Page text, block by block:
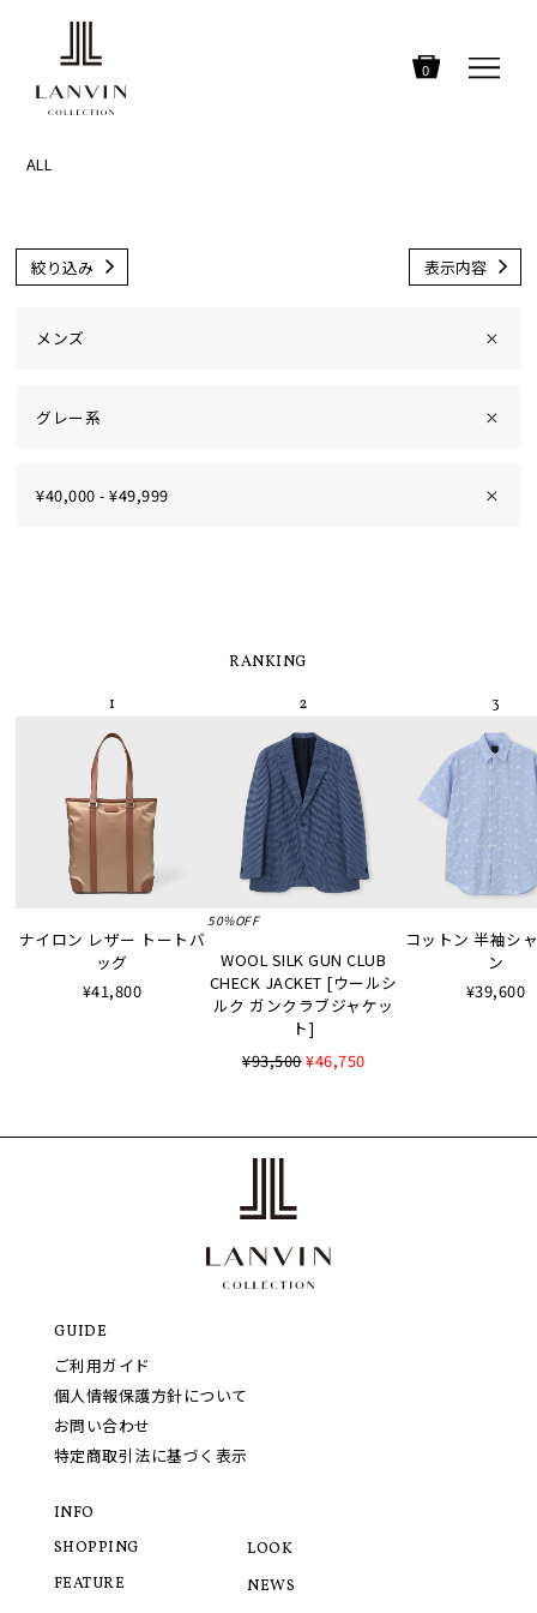
0
ALL
絞り込み 表示内容
メンズ ×
グレー系 ×
¥40,000 - ¥49,999 ×
RANKING
ナイロン レザー トートバ
ッグ
¥41,800
50%OFF
WOOL SILK GUN CLUB
CHECK JACKET [ウールシ
ルク ガンクラブジャケッ
ト]
¥93,500¥46,750
コットン 半袖シ
ン
¥39,600
GUIDE
ご利用ガイド
個人情報保護方針について
お問い合わせ
特定商取引法に基づく表示
INFO
SHOPPING
FEATURE
LOOK
NEWS